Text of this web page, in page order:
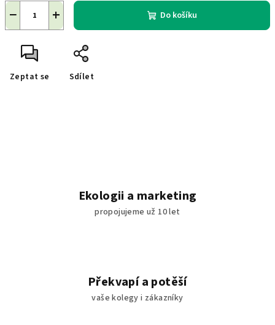
+
− Do košíku
Zeptat se Sdílet
Ekologii a marketing
propojujeme už 10 let
Překvapí a potěší
vaše kolegy i zákazníky